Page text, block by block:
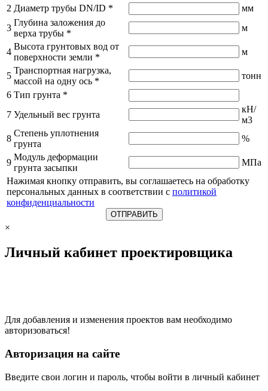
2 Диаметр трубы DN/ID *
мм
3
Глубина заложения до
верха трубы *
м
4
Высота грунтовых вод от
поверхности земли *
м
5
Транспортная нагрузка,
массой на одну ось *
тонн
6 Тип грунта *
7 Удельный вес грунта
кН/
м3
8
Степень уплотнения
грунта
%
9
Модуль деформации
грунта засыпки
МПа
Нажимая кнопку отправить, вы соглашаетесь на обработку
персональных данных в соответствии с политикой
конфиденциальности
×
Личный кабинет проектировщика
Для добавления и изменения проектов вам необходимо
авторизоваться!
Авторизация на сайте
Введите свои логин и пароль, чтобы войти в личный кабинет